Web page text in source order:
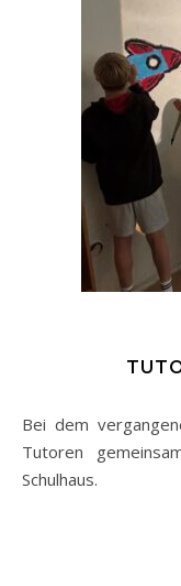
Bei dem vergangenen Tutorennachmittag verschönerten
Tutoren
Schulhaus.